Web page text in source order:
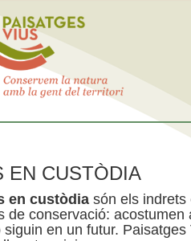
EN CUSTÒDIA
en custòdia són els indrets
de conservació:
siguin en un futur.